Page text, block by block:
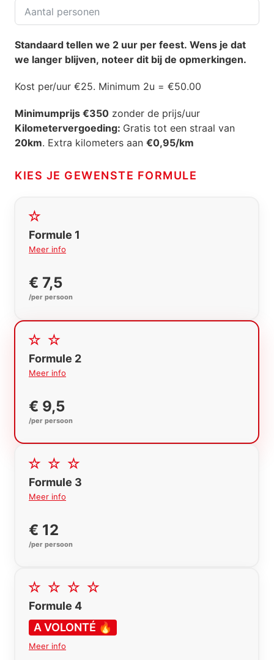
Standaard tellen we 2 uur per feest. Wens je dat
we langer blijven, noteer dit bij de opmerkingen.
Kost per/uur €25. Minimum 2u = €50.00
Minimumprijs €350 zonder de prijs/uur
Kilometervergoeding: Gratis tot een straal van
20km. Extra kilometers aan €0,95/km
KIES JE GEWENSTE FORMULE
Formule 1
Meer info
€ 7,5
/per persoon
Formule 2
Meer info
€ 9,5
/per persoon
Formule 3
Meer info
€ 12
/per persoon
Formule 4
A VOLONTÉ 🔥
Meer info